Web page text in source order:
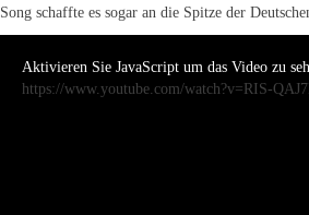
Song schaffte es sogar an die Spitze der
Aktivieren Sie JavaScript um das Video zu
https://www.youtube.com/watch?v=RIS-